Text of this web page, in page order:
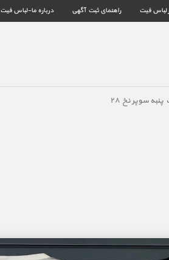
لباس فیت راهنمای ثبت آگهی درباره ما-لباس فیت
سوپر نخ ۲۸